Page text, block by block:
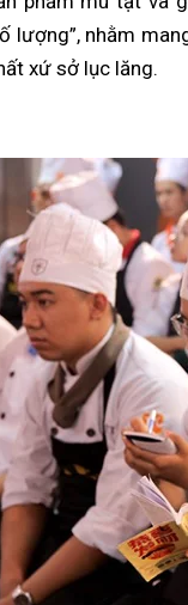
lượng”, nhằm
xứ sở lục lăng.